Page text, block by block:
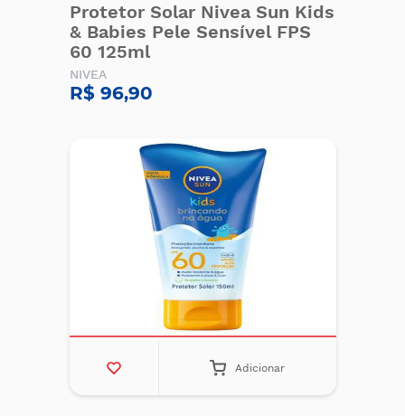
Protetor Solar Nivea Sun Kids
& Babies Pele Sensível FPS
60 125ml
NIVEA
R$ 96,90
Adicionar